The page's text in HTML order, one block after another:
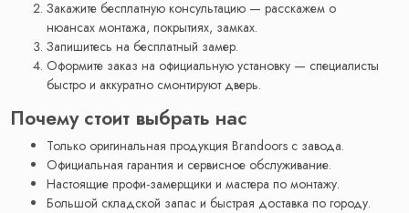
Закажите бесплатную консультацию — расскажем о
нюансах монтажа, покрытиях, замках.
Запишитесь на бесплатный замер.
Оформите заказ на официальную установку — специалисты
быстро и аккуратно смонтируют дверь.
Почему стоит выбрать нас
Только оригинальная продукция Brandoors с завода.
Официальная гарантия и сервисное обслуживание.
Настоящие профи-замерщики и мастера по монтажу.
Большой складской запас и быстрая доставка по городу.